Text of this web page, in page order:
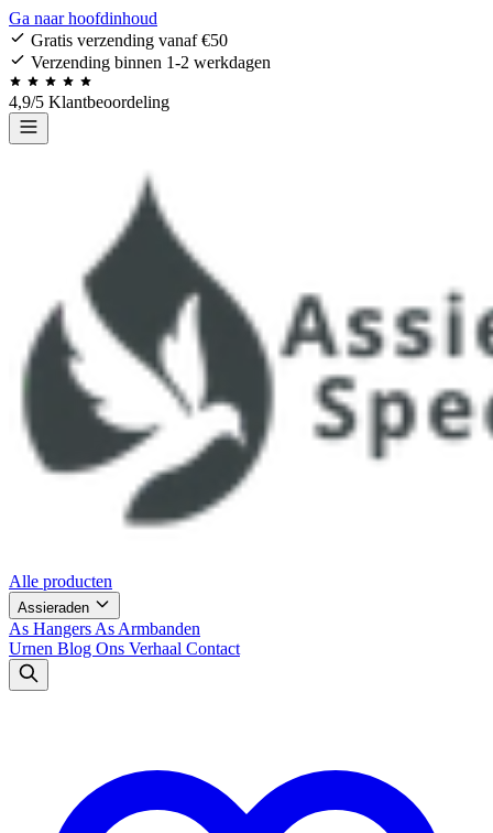
Ga naar hoofdinhoud
Gratis verzending vanaf €50
Verzending binnen 1-2 werkdagen
4,9/5 Klantbeoordeling
Alle producten
Assieraden
As Hangers As Armbanden
Urnen Blog Ons Verhaal Contact